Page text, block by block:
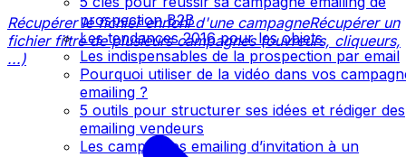
prospection B2B
Les tendances 2016 pour les objets
Les indispensables de la prospection par email
Pourquoi utiliser de la vidéo dans vos
emailing ?
5 outils pour structurer ses idées et rédiger des
emailing vendeurs
Les campagnes emailing d’invitation à un
Récupérer le fichier enrichi d'une campagneRécupérer un
fichier filtré de plusieurs campagnes (ouvreurs, cliqueurs,
...)